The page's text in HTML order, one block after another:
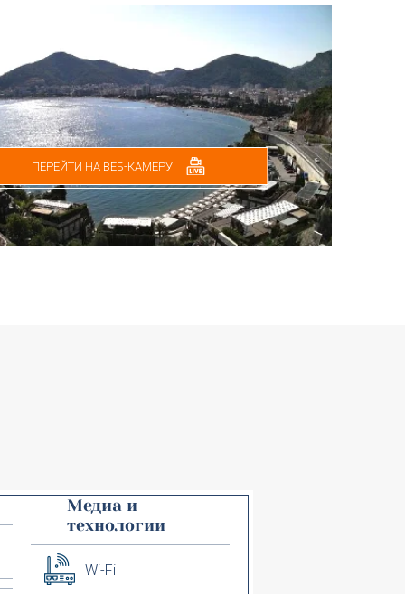
ПЕРЕЙТИ НА ВЕБ-КАМЕРУ
Медиа и
технологии
Wi-Fi